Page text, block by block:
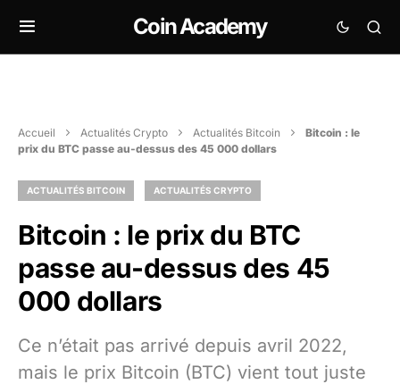
Coin Academy
Accueil Actualités Crypto Actualités Bitcoin
Bitcoin : le
prix du BTC passe au-dessus des 45 000 dollars
ACTUALITÉS BITCOIN ACTUALITÉS CRYPTO
Bitcoin : le prix du BTC
passe au-dessus des 45
000 dollars
Ce n’était pas arrivé depuis avril 2022,
mais le prix Bitcoin (BTC) vient tout juste